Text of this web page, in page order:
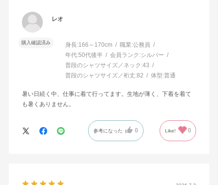
レオ
購入確認済み 身長:166～170cm 職業:公務員
年代:50代後半 会員ランク:シルバー
普段のシャツサイズ／ネック:43
普段のシャツサイズ／裄丈:82 体型:普通
暑い日続く中、仕事に着て行ってます。生地が薄く、下着を着て
も暑くありません。
参考になった 0 Like! 0